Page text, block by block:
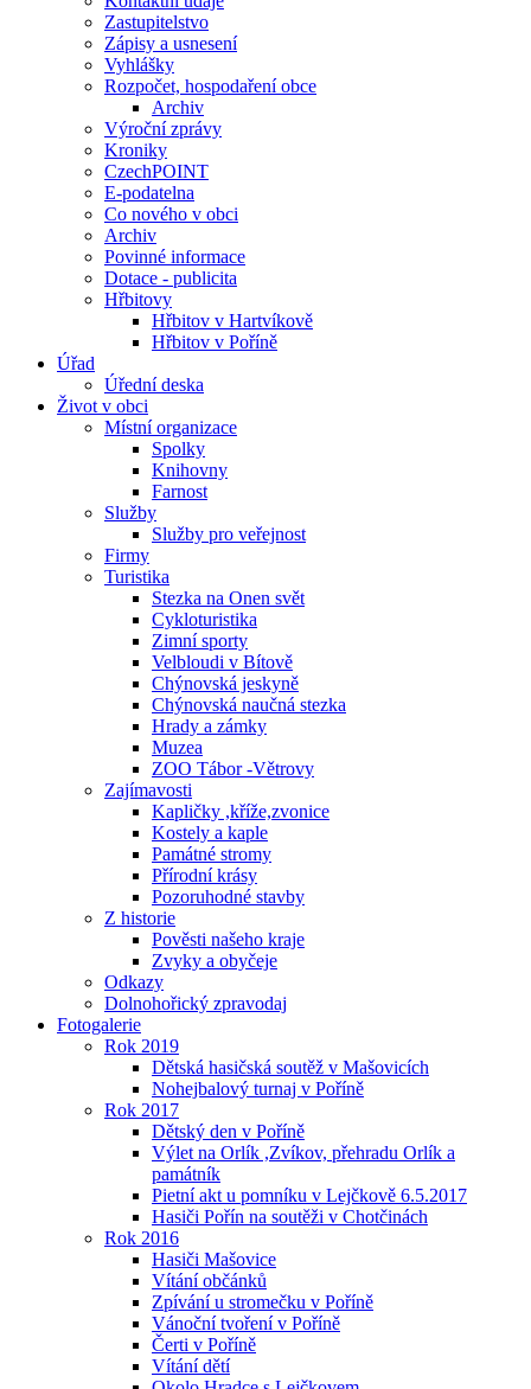
Zastupitelstvo
Zápisy a usnesení
Vyhlášky
Rozpočet, hospodaření obce
Archiv
Výroční zprávy
Kroniky
CzechPOINT
E-podatelna
Co nového v obci
Archiv
Povinné informace
Dotace - publicita
Hřbitovy
Hřbitov v Hartvíkově
Hřbitov v Poříně
Úřad
Úřední deska
Život v obci
Místní organizace
Spolky
Knihovny
Farnost
Služby
Služby pro veřejnost
Firmy
Turistika
Stezka na Onen svět
Cykloturistika
Zimní sporty
Velbloudi v Bítově
Chýnovská jeskyně
Chýnovská naučná stezka
Hrady a zámky
Muzea
ZOO Tábor -Větrovy
Zajímavosti
Kapličky ,kříže,zvonice
Kostely a kaple
Památné stromy
Přírodní krásy
Pozoruhodné stavby
Z historie
Pověsti našeho kraje
Zvyky a obyčeje
Odkazy
Dolnohořický zpravodaj
Fotogalerie
Rok 2019
Dětská hasičská soutěž v Mašovicích
Nohejbalový turnaj v Poříně
Rok 2017
Dětský den v Poříně
Výlet na Orlík ,Zvíkov, přehradu Orlík a
památník
Pietní akt u pomníku v Lejčkově 6.5.2017
Hasiči Pořín na soutěži v Chotčinách
Rok 2016
Hasiči Mašovice
Vítání občánků
Zpívání u stromečku v Poříně
Vánoční tvoření v Poříně
Čerti v Poříně
Vítání dětí